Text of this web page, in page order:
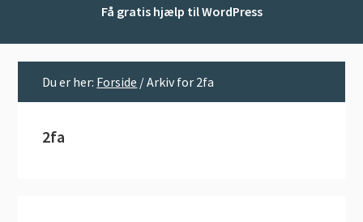
Få gratis hjælp til WordPress
Du er her: Forside /Arkiv for 2fa
2fa